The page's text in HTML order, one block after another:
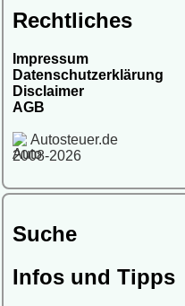
Rechtliches
Impressum
Datenschutzerklärung
Disclaimer
AGB
Autosteuer.de
2008-2026
Suche
Infos und Tipps